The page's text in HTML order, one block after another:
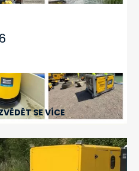
SE VÍCE